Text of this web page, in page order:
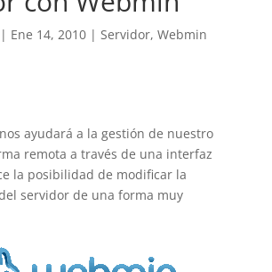
| Ene 14, 2010| Servidor, Webmin
ayudará a la gestión de nuestro
remota a través de una interfaz
la posibilidad de modificar la
servidor de una forma muy